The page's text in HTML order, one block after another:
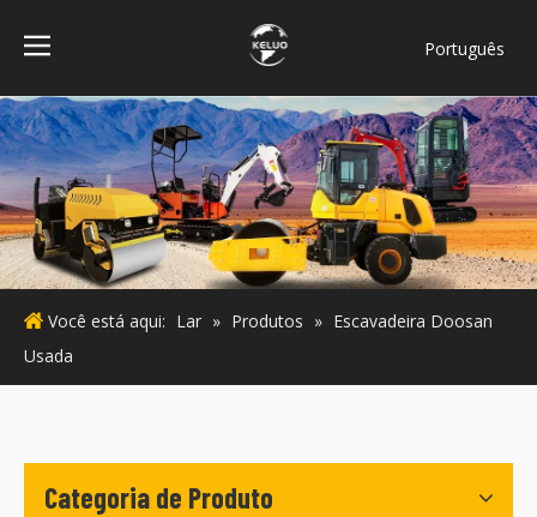
Português
Bahasa
indonesia
Türk dili
ไทย
Italiano
Deutsch
Español
Você está aqui: Lar » Produtos » Escavadeira Doosan
Usada
Categoria de Produto